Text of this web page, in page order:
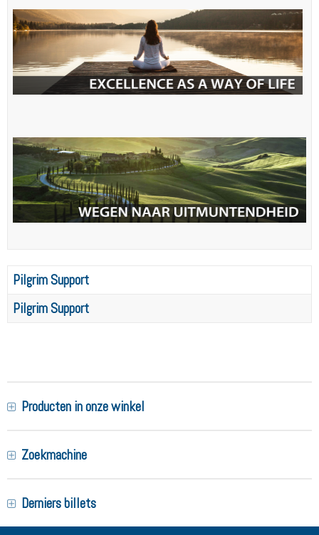
Pilgrim Support
Pilgrim Support
Producten in onze winkel
Zoekmachine
Derniers billets